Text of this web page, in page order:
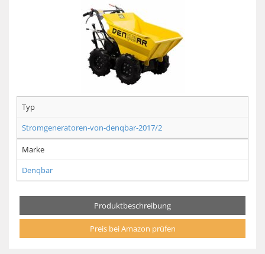
Typ
Stromgeneratoren-von-denqbar-2017/2
Marke
Denqbar
Produktbeschreibung
Preis bei Amazon prüfen